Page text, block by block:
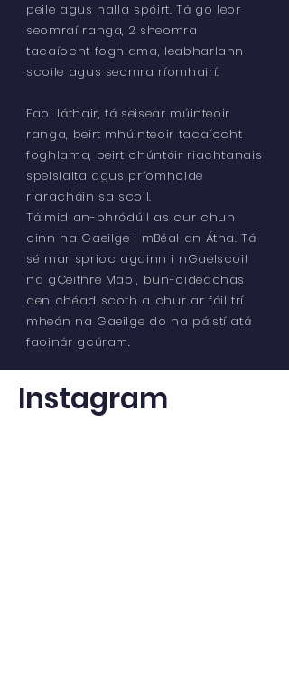
peile agus halla spóirt. Tá go leor
seomraí ranga, 2 sheomra
tacaíocht foghlama, leabharlann
scoile agus seomra ríomhairí.
Faoi láthair, tá seisear múinteoir
ranga, beirt mhúinteoir tacaíocht
foghlama, beirt chúntóir riachtanais
speisialta agus príomhoide
riaracháin sa scoil.
Táimid an-bhródúil as cur chun
cinn na Gaeilge i mBéal an Átha. Tá
sé mar sprioc againn i nGaelscoil
na gCeithre Maol, bun-oideachas
den chéad scoth a chur ar fáil trí
mheán na Gaeilge do na páistí atá
faoinár gcúram.
Instagram